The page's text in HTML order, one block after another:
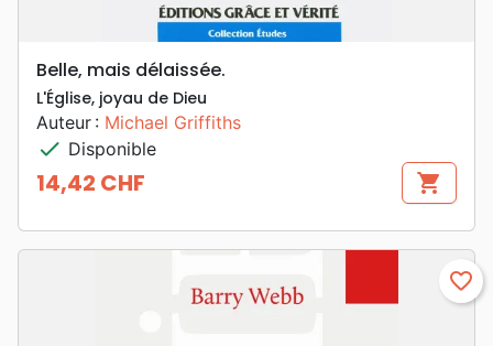
Belle, mais délaissée.
L'Église, joyau de Dieu
Auteur : Michael Griffiths
check Disponible
Prix
14,42 CHF shopping_cart
favorite_border